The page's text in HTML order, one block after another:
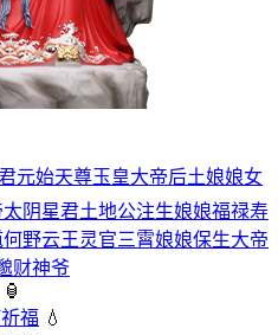
元始天尊玉皇大帝后土娘娘女
太阴星君土地公注生娘娘福禄寿
何野云王灵官三霄娘娘保生大帝
财神爷
🏮
福 💧